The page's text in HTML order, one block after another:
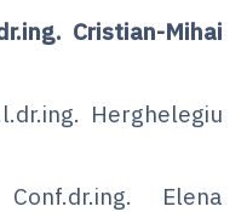
Cristian-Mihai
Herghelegiu
Elena